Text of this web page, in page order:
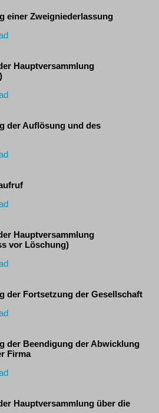
einer Zweigniederlassung
Hauptversammlung
der Auflösung und des
Hauptversammlung
vor Löschung)
der Fortsetzung der Gesellschaft
der Beendigung der Abwicklung
Firma
Hauptversammlung über die